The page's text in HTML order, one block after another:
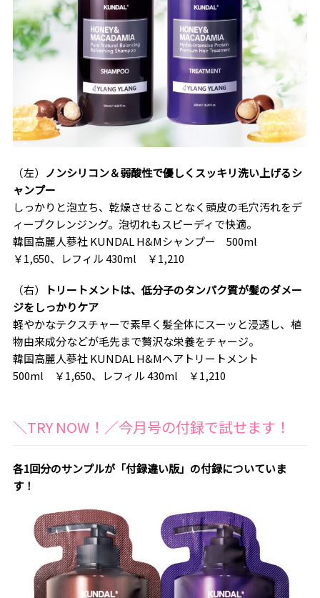
（左） ノンシリコン＆弱酸性で優しくスッキリ洗い上げるシ
ャンプー
しっかりと泡立ち、乾燥させることなく頭皮の毛穴汚れをデ
ィープクレンジング。泡切れもスピーディで快適。
韓国高麗人蔘社 KUNDAL H&Mシャンプー 500ml
￥1,650、レフィル 430ml ￥1,210
（右）
トリートメントは、低分子のタンパク質が髪のダメー
ジをしっかりケア
軽やかなテクスチャーで素早く髪全体にスーッと浸透し、植
物由来成分などが毛先まで贅沢な栄養をチャージ。
韓国高麗人蔘社 KUNDAL H&Mヘアトリートメント
500ml ￥1,650、レフィル 430ml ￥1,210
＼TRY NOW！／今月号の付録で試せます！
各1回分のサンプルが「付録違い版」の付録についていま
す！